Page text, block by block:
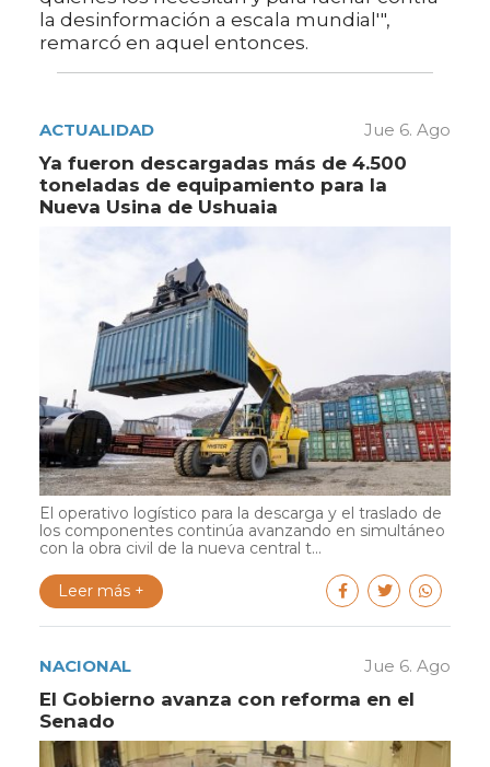
la desinformación a escala mundial'",
remarcó en aquel entonces.
ACTUALIDAD Jue 6. Ago
Ya fueron descargadas más de 4.500
toneladas de equipamiento para la
Nueva Usina de Ushuaia
El operativo logístico para la descarga y el traslado de
los componentes continúa avanzando en simultáneo
con la obra civil de la nueva central t...
Leer más +
NACIONAL Jue 6. Ago
El Gobierno avanza con reforma en el
Senado